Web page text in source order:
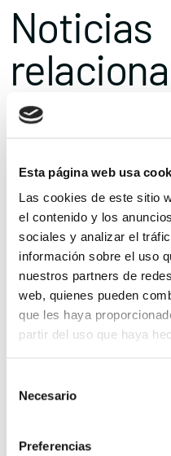
Esta página web usa
Las cookies de este sitio
el contenido y los
sociales y analizar el
información sobre el uso
nuestros partners de
web, quienes pueden
que les haya
partir del uso que haya
de cookies
Necesario
Preferencias
Noticias